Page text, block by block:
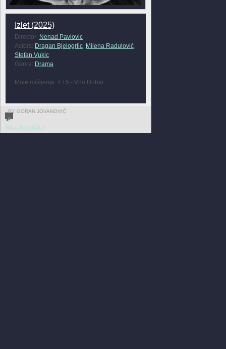
Izlet (2025)
Director: Nenad Pavlovic
Actors: Dragan Bjelogrlic, Milena Radulović,
Stefan Vukic
Genre: Drama
Moje mišljenje: 4 / 5 - Vrlo Dobar
BY GORAN JOVANOVIĆ
0
FULL REVIEW »